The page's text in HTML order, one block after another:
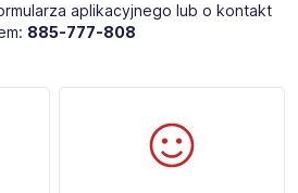
aplikacyjnego lub o kontakt
885-777-808